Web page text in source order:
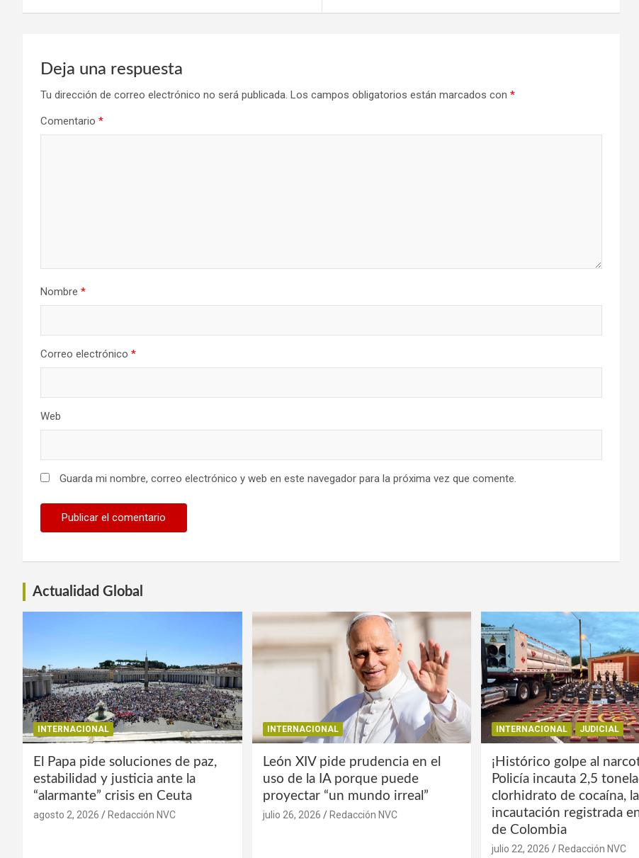
entradas
Deja una respuesta
Tu dirección de correo electrónico no será publicada. Los campos obligatorios están marcados con *
Comentario *
Nombre *
Correo electrónico *
Web
Guarda mi nombre, correo electrónico y web en este navegador para la próxima vez que comente.
Actualidad Global
INTERNACIONAL
El Papa pide soluciones de paz,
estabilidad y justicia ante la
“alarmante” crisis en Ceuta
agosto 2, 2026 Redacción NVC
INTERNACIONAL
León XIV pide prudencia en el
uso de la IA porque puede
proyectar “un mundo irreal”
julio 26, 2026 Redacción NVC
INTERNACIONAL JUDICIAL
¡Histórico golpe al
Policía incauta 2,5
clorhidrato de cocaína,
incautación registrada
de Colombia
julio 22, 2026 Redacción NVC